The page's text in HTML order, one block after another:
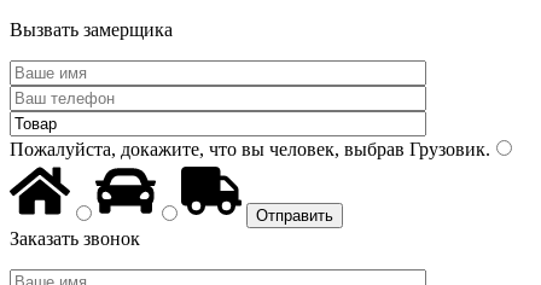
Вызвать замерщика
Пожалуйста, докажите, что вы человек, выбрав Грузовик.
Заказать звонок